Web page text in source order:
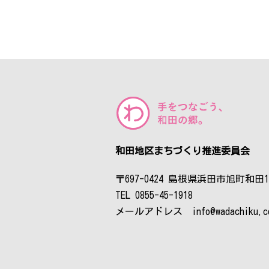
和田地区まちづくり推進委員会
〒697-0424 島根県浜田市旭町和田
TEL 0855-45-1918
メールアドレス